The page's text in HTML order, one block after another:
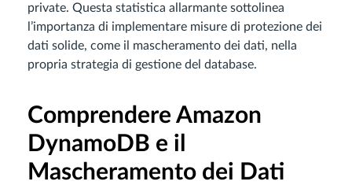
private. Questa statistica allarmante sottolinea
l’importanza di implementare misure di protezione dei
dati solide, come il mascheramento dei dati, nella
propria strategia di gestione del database.
Comprendere Amazon
DynamoDB e il
Mascheramento dei Dati